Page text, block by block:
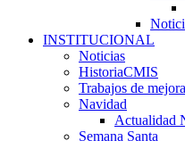
INSTITUCIONAL
Noticias
HistoriaCMIS
Trabajos de
Navidad
Actualidad
Semana Santa